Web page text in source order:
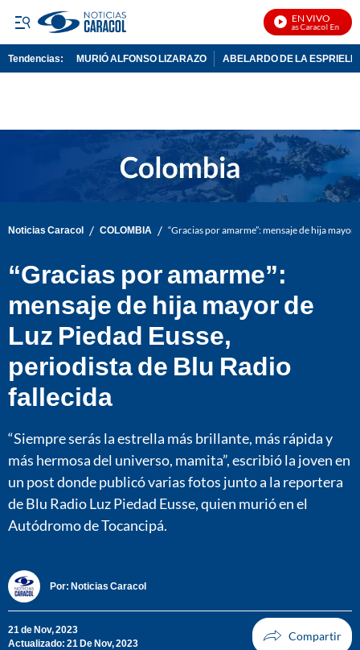
EN VIVO
Noticias Caracol En Vivo
Tendencias: MURIÓ ALFONSO LIZARAZO ABELARDO DE LA
Noticias Caracol / COLOMBIA / “Gracias por amarme”: mensaje de hija
“Gracias por amarme”:
mensaje de hija mayor de
Luz Piedad Eusse,
periodista de Blu Radio
fallecida
“Siempre serás la estrella más brillante, más rápida y
más hermosa del universo, mamita”, escribió la joven en
un post donde publicó varias fotos junto a la reportera
de Blu Radio Luz Piedad Eusse, quien murió en el
Autódromo de Tocancipá.
Por: Noticias Caracol
21 de Nov, 2023
Actualizado: 21 De Nov, 2023